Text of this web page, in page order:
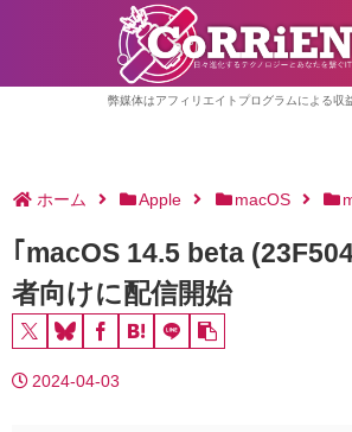
弊媒体はアフィリエイトプログラムによる収
ホーム Apple macOS
｢macOS 14.5 beta
者向けに配信開始
2024-04-03